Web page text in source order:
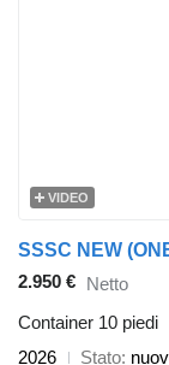
VIDEO
2.950 € Netto
Container 10 piedi
2026
Stato